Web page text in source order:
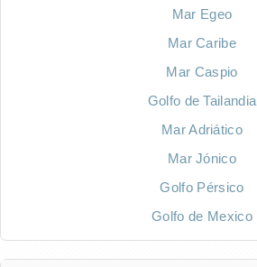
Mar Egeo
Mar Caribe
Mar Caspio
Golfo de Tailandia
Mar Adriático
Mar Jónico
Golfo Pérsico
Golfo de Mexico